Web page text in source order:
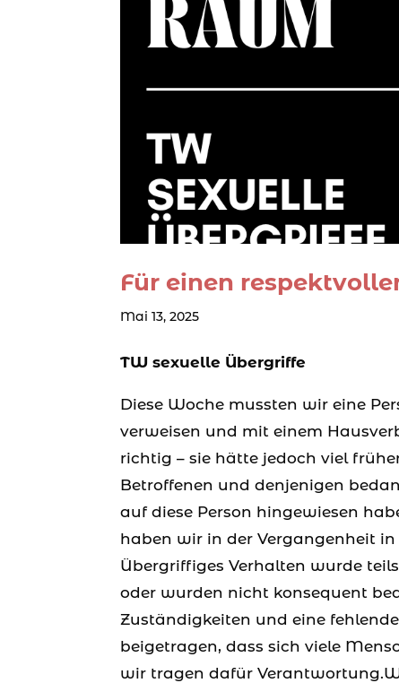
Für einen
Mai 13, 2025
TW sexuelle Übergriffe
Diese Woche mussten wir eine
verweisen und mit einem
richtig – sie hätte jedoch viel
Betroffenen und denjenigen
auf diese Person hingewiesen
haben wir in der Vergangenheit
Übergriffiges Verhalten wurde
oder wurden nicht konsequent
Zuständigkeiten und eine
beigetragen, dass sich viele
wir tragen dafür